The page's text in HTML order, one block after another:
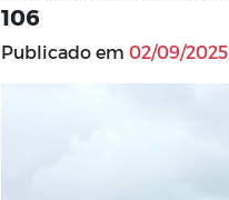
106
Publicado em 02/09/2025